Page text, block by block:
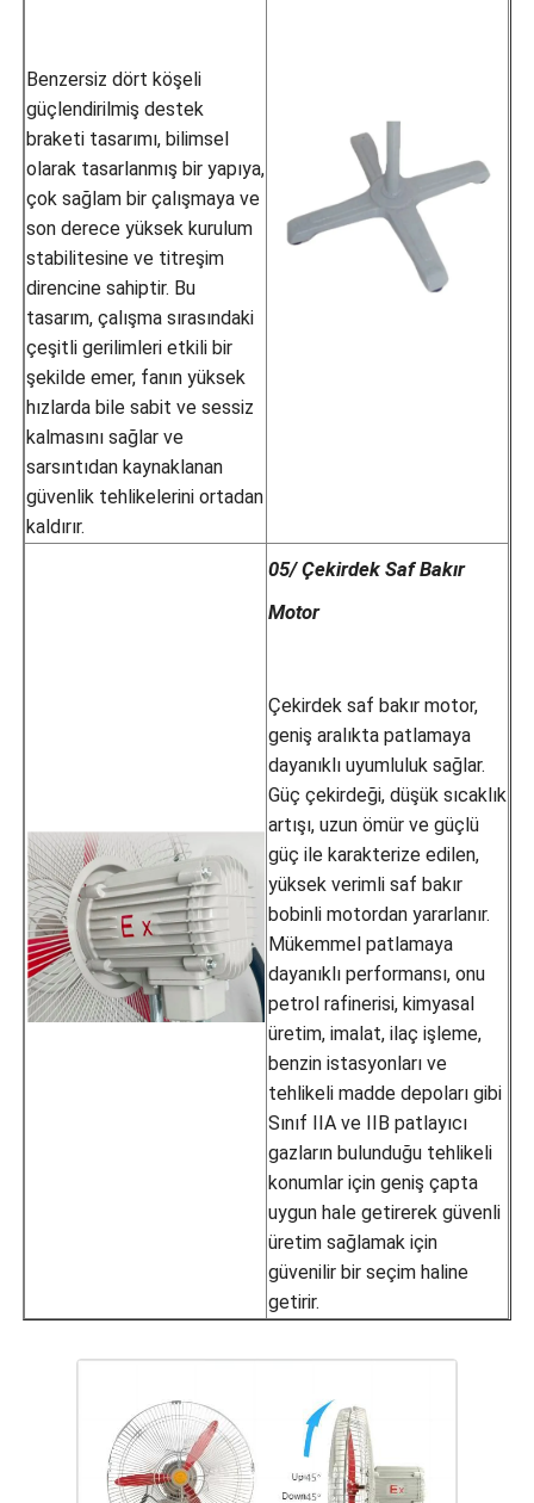
Benzersiz dört köşeli
güçlendirilmiş destek
braketi tasarımı, bilimsel
olarak tasarlanmış bir yapıya,
çok sağlam bir çalışmaya ve
son derece yüksek kurulum
stabilitesine ve titreşim
direncine sahiptir. Bu
tasarım, çalışma sırasındaki
çeşitli gerilimleri etkili bir
şekilde emer, fanın yüksek
hızlarda bile sabit ve sessiz
kalmasını sağlar ve
sarsıntıdan kaynaklanan
güvenlik tehlikelerini ortadan
kaldırır.
05/ Çekirdek Saf Bakır
Motor
Çekirdek saf bakır motor,
geniş aralıkta patlamaya
dayanıklı uyumluluk sağlar.
Güç çekirdeği, düşük sıcaklık
artışı, uzun ömür ve güçlü
güç ile karakterize edilen,
yüksek verimli saf bakır
bobinli motordan yararlanır.
Mükemmel patlamaya
dayanıklı performansı, onu
petrol rafinerisi, kimyasal
üretim, imalat, ilaç işleme,
benzin istasyonları ve
tehlikeli madde depoları gibi
Sınıf IIA ve IIB patlayıcı
gazların bulunduğu tehlikeli
konumlar için geniş çapta
uygun hale getirerek güvenli
üretim sağlamak için
güvenilir bir seçim haline
getirir.